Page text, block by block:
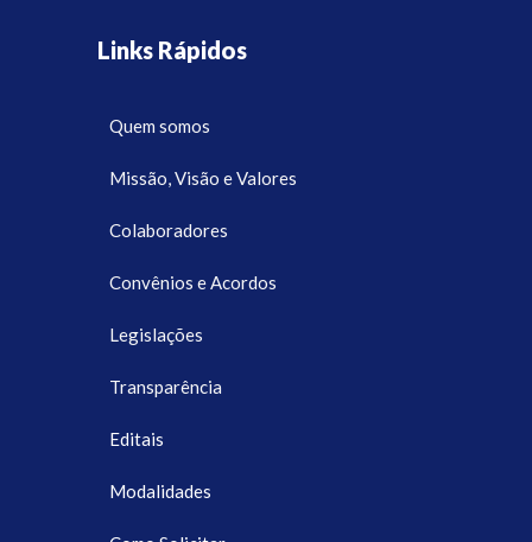
Links Rápidos
Quem somos
Missão, Visão e Valores
Colaboradores
Convênios e Acordos
Legislações
Transparência
Editais
Modalidades